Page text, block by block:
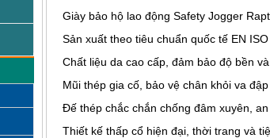
Giày bảo hộ lao động Safety Jogger
Sản xuất theo tiêu chuẩn quốc tế EN
Chất liệu da cao cấp, đảm bảo độ bền
Mũi thép gia cố, bảo vệ chân khỏi va
Đế thép chắc chắn chống đâm xuyên,
Thiết kế thấp cổ hiện đại, thời trang và